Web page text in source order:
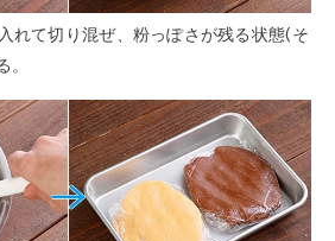
れて切り混ぜ、粉っぽさが残る状態(そ